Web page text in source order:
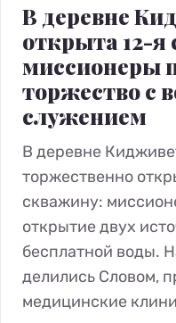
В деревне
открыта 12-
миссионеры
торжество с
служением
В деревне
торжественно
скважину:
открытие двух
бесплатной воды.
делились Словом,
медицинские